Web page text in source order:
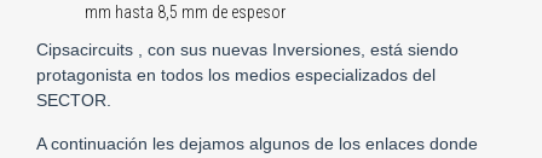
mm hasta 8,5 mm de espesor
Cipsacircuits , con sus nuevas Inversiones, está siendo
protagonista en todos los medios especializados del
SECTOR.
A continuación les dejamos algunos de los enlaces donde